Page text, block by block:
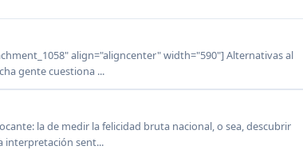
align="aligncenter" width="590"] Alternativas al
gente cuestiona ...
la de medir la felicidad bruta nacional, o sea, descubrir
interpretación sent...